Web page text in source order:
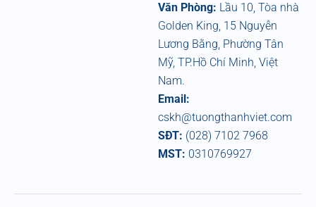
Văn Phòng: Lầu 10, Tòa nhà
Golden King, 15 Nguyễn
Lương Bằng, Phường Tân
Mỹ, TP.Hồ Chí Minh, Việt
Nam.
Email:
cskh@tuongthanhviet.com
SĐT: (028) 7102 7968
MST: 0310769927